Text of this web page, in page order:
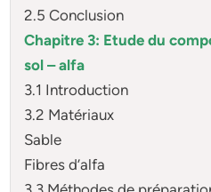
2.5 Conclusion
Chapitre 3: Etude du
sol – alfa
3.1 Introduction
3.2 Matériaux
Sable
Fibres d’alfa